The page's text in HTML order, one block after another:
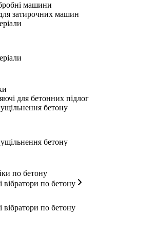
машини
затирочних машин
для бетонних підлог
бетону
бетону
по бетону
вібратори по бетону
вібратори по бетону